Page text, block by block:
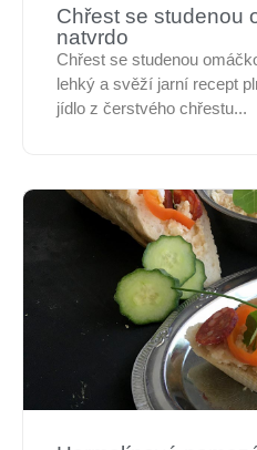
Chřest se studenou
natvrdo
Chřest se studenou
lehký a svěží jarní recept
jídlo z čerstvého chřestu...